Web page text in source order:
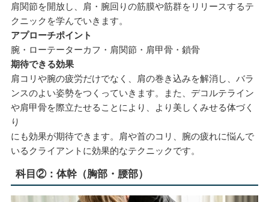
肩関節を開放し、肩・腕回りの筋膜や筋群をリリースするテ
クニックを学んでいきます。
アプローチポイント
腕・ローテーターカフ・肩関節・肩甲骨・鎖骨
期待できる効果
肩コリや腕の疲労だけでなく、肩の巻き込みを解消し、バラ
ンスのよい姿勢をつくっていきます。また、デコルテライン
や肩甲骨を際立たせることにより、より美しくみせる体づく
り
にも効果が期待できます。肩や首のコリ、腕の疲れに悩んで
いるクライアントに効果的なテクニックです。
科目②：体幹（胸部・腰部）